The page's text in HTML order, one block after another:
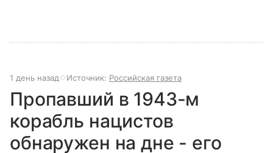
1 день назад Источник: Российская газета
Пропавший в 1943-м
корабль нацистов
обнаружен на дне - его